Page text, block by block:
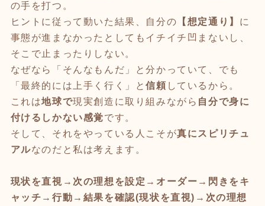
の手を打つ。
ヒントに従って動いた結果、自分の 【想定通り】 に
事態が進まなかったとしてもイチイチ凹まないし、
そこで止まったりしない。
なぜなら「そんなもんだ」と分かっていて、でも
「最終的には上手く行く」と信頼 しているから。
これは地球で現実創造に取り組みながら 自分で身に
付けるしかない感覚です。
そして、それをやっている人こそが真にスピリチュ
アルなのだと私は考えます。
現状を直視→次の理想を設定→オーダー→閃きをキ
ャッチ→行動→結果を確認(現状を直視)→次の理想